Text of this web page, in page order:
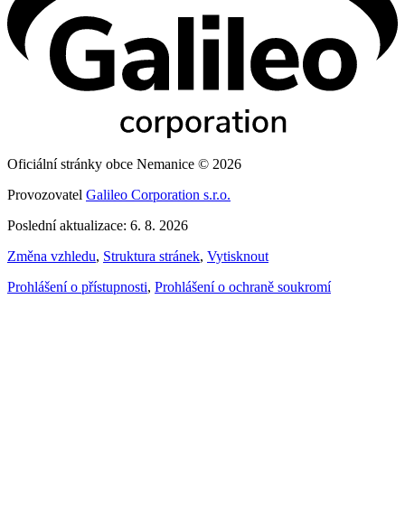
Oficiální stránky obce Nemanice © 2026
Provozovatel Galileo Corporation s.r.o.
Poslední aktualizace: 6. 8. 2026
Změna vzhledu, Struktura stránek, Vytisknout
Prohlášení o přístupnosti, Prohlášení o ochraně soukromí